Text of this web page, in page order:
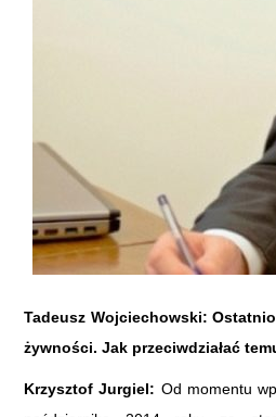
Tadeusz Wojciechowski:
żywności. Jak przeciwdziałać
Krzysztof Jurgiel: Od momentu